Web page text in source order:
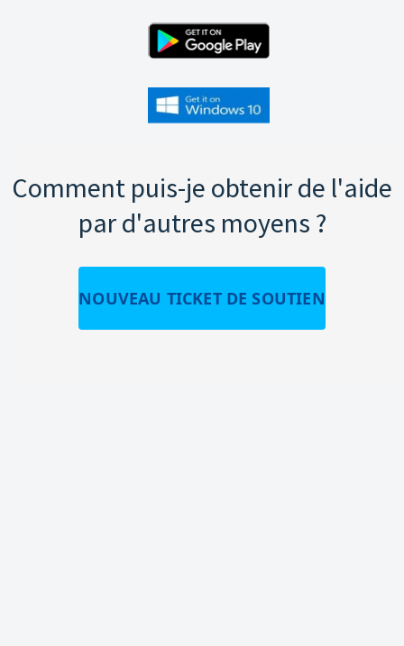
Comment puis-je obtenir de l'aide
par d'autres moyens ?
NOUVEAU TICKET DE SOUTIEN